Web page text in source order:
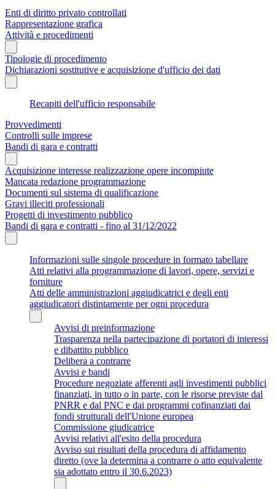
Enti di diritto privato controllati
Rappresentazione grafica
Attività e procedimenti
Tipologie di procedimento
Dichiarazioni sostitutive e acquisizione d'ufficio dei dati
Recapiti dell'ufficio responsabile
Provvedimenti
Controlli sulle imprese
Bandi di gara e contratti
Acquisizione interesse realizzazione opere incompiute
Mancata redazione programmazione
Documenti sul sistema di qualificazione
Gravi illeciti professionali
Progetti di investimento pubblico
Bandi di gara e contratti - fino al 31/12/2022
Informazioni sulle singole procedure in formato tabellare
Atti relativi alla programmazione di lavori, opere, servizi e
forniture
Atti delle amministrazioni aggiudicatrici e degli enti
aggiudicatori distintamente per ogni procedura
Avvisi di preinformazione
Trasparenza nella partecipazione di portatori di interessi
e dibattito pubblico
Delibera a contrarre
Avvisi e bandi
Procedure negoziate afferenti agli investimenti pubblici
finanziati, in tutto o in parte, con le risorse previste dal
PNRR e dal PNC e dai programmi cofinanziati dai
fondi strutturali dell'Unione europea
Commissione giudicatrice
Avvisi relativi all'esito della procedura
Avviso sui risultati della procedura di affidamento
diretto (ove la determina a contrarre o atto equivalente
sia adottato entro il 30.6.2023)